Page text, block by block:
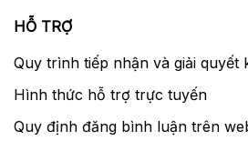
HỖ TRỢ
Quy trình tiếp nhận và giải quyết
Hình thức hỗ trợ trực tuyến
Quy định đăng bình luận trên